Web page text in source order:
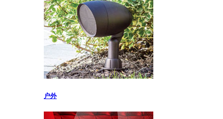
户外